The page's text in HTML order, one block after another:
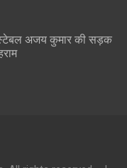
अजय कुमार की सड़क